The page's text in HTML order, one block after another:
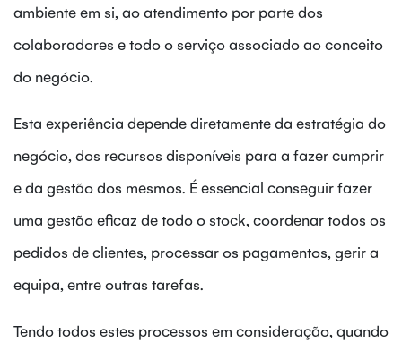
ambiente em si, ao atendimento por parte dos
colaboradores e todo o serviço associado ao conceito
do negócio.
Esta experiência depende diretamente da estratégia do
negócio, dos recursos disponíveis para a fazer cumprir
e da gestão dos mesmos. É essencial conseguir fazer
uma gestão eficaz de todo o stock, coordenar todos os
pedidos de clientes, processar os pagamentos, gerir a
equipa, entre outras tarefas.
Tendo todos estes processos em consideração, quando